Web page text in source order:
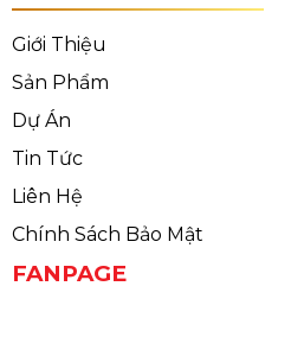
Giới Thiệu
Sản Phẩm
Dự Án
Tin Tức
Liên Hệ
Chính Sách Bảo Mật
FANPAGE